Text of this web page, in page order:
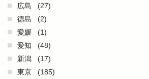
広島
(27)
徳島
(2)
愛媛
(1)
愛知
(48)
新潟
(17)
東京
(185)